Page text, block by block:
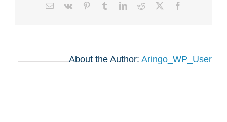
Facebook
X
Reddit
LinkedIn
Tumblr
Pinterest
Vk
Email
About the Author: Aringo_WP_User